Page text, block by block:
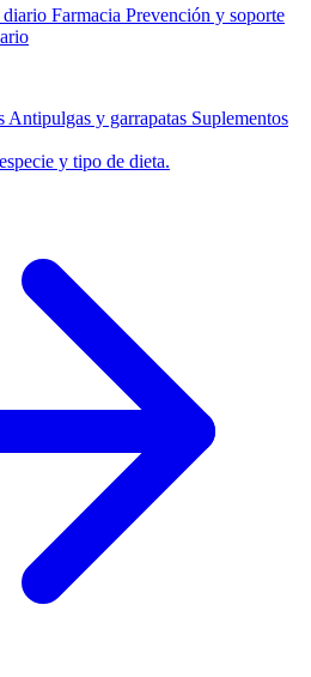
diario Farmacia Prevención y soporte
Antipulgas y garrapatas Suplementos
y tipo de dieta.